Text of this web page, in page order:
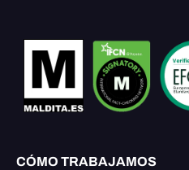
CÓMO TRABAJAMOS